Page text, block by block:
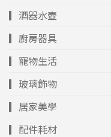
▎酒器水壺
▎廚房器具
▎寵物生活
▎玻璃飾物
▎居家美學
▎配件耗材